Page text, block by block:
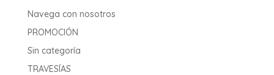
Navega con nosotros
PROMOCIÓN
Sin categoría
TRAVESÍAS